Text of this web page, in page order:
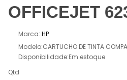
OFFICEJET
Marca: HP
Modelo:CARTUCHO DE TINTA
Disponibilidade:Em estoque
Qtd